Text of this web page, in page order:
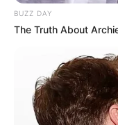
BUZZ DAY
The Truth About